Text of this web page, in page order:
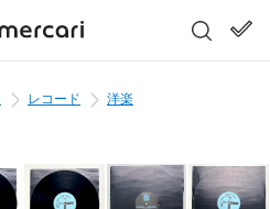
レコード 洋楽